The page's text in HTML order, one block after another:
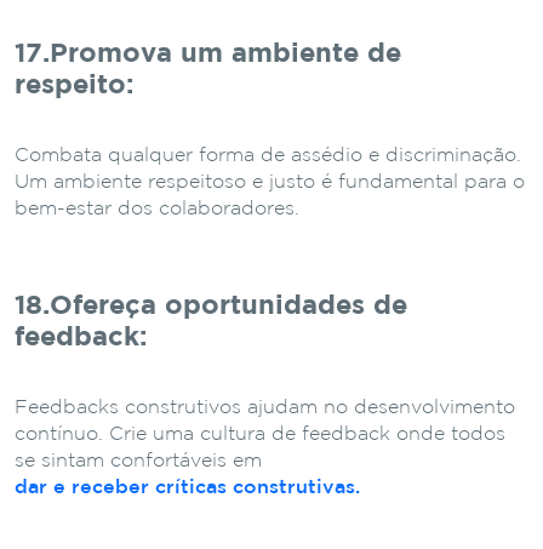
17.Promova um ambiente de
respeito:
Combata qualquer forma de assédio e discriminação.
Um ambiente respeitoso e justo é fundamental para o
bem-estar dos colaboradores.
18.Ofereça oportunidades de
feedback:
Feedbacks construtivos ajudam no desenvolvimento
contínuo. Crie uma cultura de feedback onde todos
se sintam confortáveis em
dar e receber críticas construtivas.